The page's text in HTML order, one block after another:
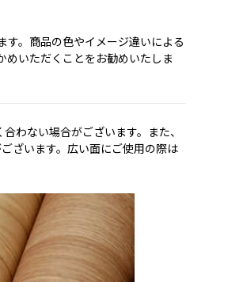
。商品の色やイメージ違いによる
いただくことをお勧めいたしま
わない場合がございます。また、
ざいます。広い面にご使用の際は